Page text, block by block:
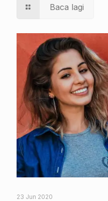
Baca lagi
23 Jun 2020